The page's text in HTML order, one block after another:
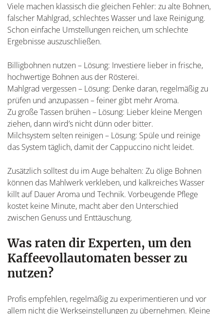
Viele machen klassisch die gleichen Fehler: zu alte Bohnen,
falscher Mahlgrad, schlechtes Wasser und laxe Reinigung.
Schon einfache Umstellungen reichen, um schlechte
Ergebnisse auszuschließen.
Billigbohnen nutzen – Lösung: Investiere lieber in frische,
hochwertige Bohnen aus der Rösterei.
Mahlgrad vergessen – Lösung: Denke daran, regelmäßig zu
prüfen und anzupassen – feiner gibt mehr Aroma.
Zu große Tassen brühen – Lösung: Lieber kleine Mengen
ziehen, dann wird’s nicht dünn oder bitter.
Milchsystem selten reinigen – Lösung: Spüle und reinige
das System täglich, damit der Cappuccino nicht leidet.
Zusätzlich solltest du im Auge behalten: Zu ölige Bohnen
können das Mahlwerk verkleben, und kalkreiches Wasser
killt auf Dauer Aroma und Technik. Vorbeugende Pflege
kostet keine Minute, macht aber den Unterschied
zwischen Genuss und Enttäuschung.
Was raten dir Experten, um den
Kaffeevollautomaten besser zu
nutzen?
Profis empfehlen, regelmäßig zu experimentieren und vor
allem nicht die Werkseinstellungen zu übernehmen. Kleine